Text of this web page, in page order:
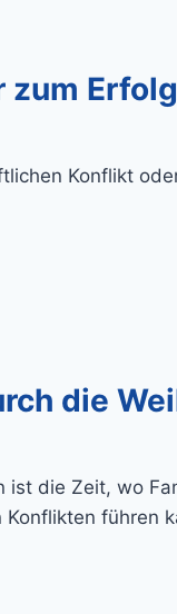
Erfolg
Konflikt
die
ist die Zeit, wo